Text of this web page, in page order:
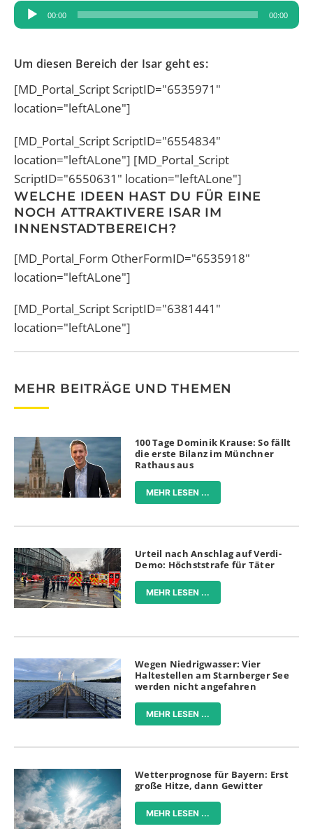
Audio-
Player
00:00 00:00
Um diesen Bereich der Isar geht es:
[MD_Portal_Script ScriptID="6535971"
location="leftALone"]
[MD_Portal_Script ScriptID="6554834"
location="leftALone"] [MD_Portal_Script
ScriptID="6550631" location="leftALone"]
WELCHE IDEEN HAST DU FÜR EINE
NOCH ATTRAKTIVERE ISAR IM
INNENSTADTBEREICH?
[MD_Portal_Form OtherFormID="6535918"
location="leftALone"]
[MD_Portal_Script ScriptID="6381441"
location="leftALone"]
MEHR BEITRÄGE UND THEMEN
100 Tage Dominik Krause: So fällt
die erste Bilanz im Münchner
Rathaus aus
MEHR LESEN ...
Urteil nach Anschlag auf Verdi-
Demo: Höchststrafe für Täter
MEHR LESEN ...
Wegen Niedrigwasser: Vier
Haltestellen am Starnberger See
werden nicht angefahren
MEHR LESEN ...
Wetterprognose für Bayern: Erst
große Hitze, dann Gewitter
MEHR LESEN ...